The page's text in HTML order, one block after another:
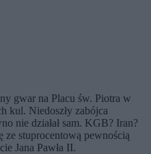
gwar na Placu św. Piotra w
kul. Niedoszły zabójca
nie działał sam. KGB? Iran?
ze stuprocentową pewnością
Jana Pawła II.